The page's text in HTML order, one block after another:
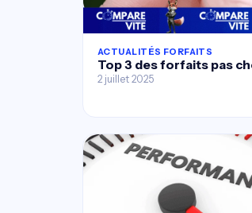
ACTUALITÉS FORFAITS
Top 3 des forfaits pas
2 juillet 2025